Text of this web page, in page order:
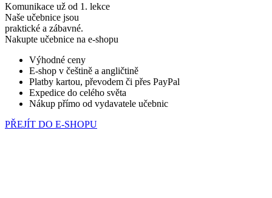
Komunikace už od 1. lekce
Naše učebnice jsou
praktické a zábavné.
Nakupte učebnice na e-shopu
Výhodné ceny
E-shop v češtině a angličtině
Platby kartou, převodem či přes PayPal
Expedice do celého světa
Nákup přímo od vydavatele učebnic
PŘEJÍT DO E-SHOPU